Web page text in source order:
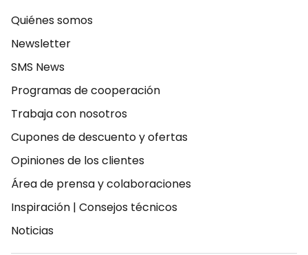
Quiénes somos
Newsletter
SMS News
Programas de cooperación
Trabaja con nosotros
Cupones de descuento y ofertas
Opiniones de los clientes
Área de prensa y colaboraciones
Inspiración | Consejos técnicos
Noticias